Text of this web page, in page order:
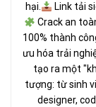
hại.
Link tải
Crack an
100% thành
ưu hóa trải
tạo ra một
tượng: từ sinh
designer,